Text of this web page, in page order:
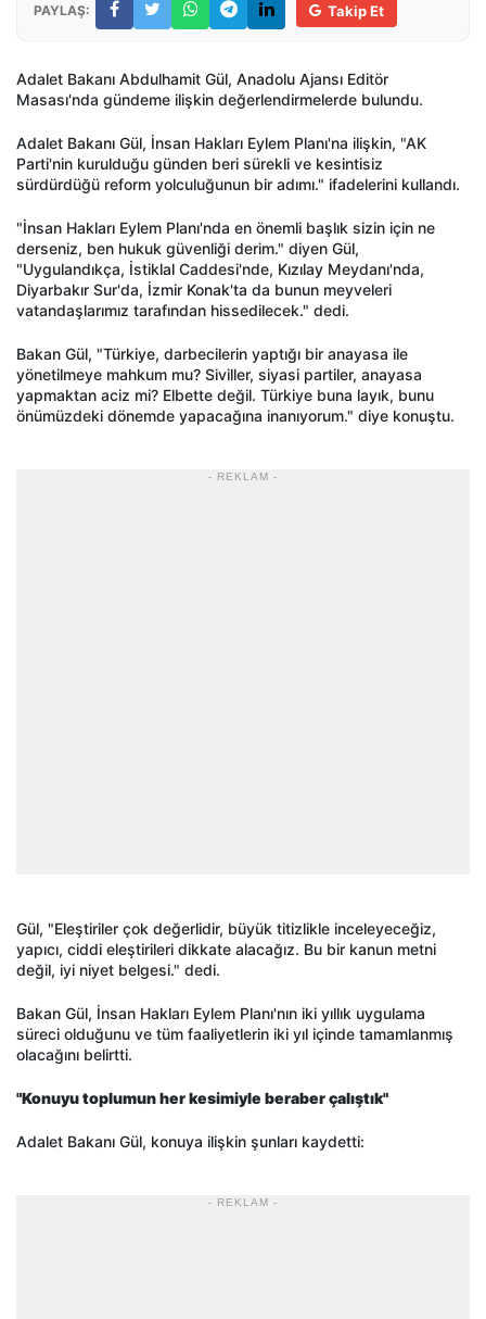
PAYLAŞ: Takip Et
Adalet Bakanı Abdulhamit Gül, Anadolu Ajansı Editör
Masası'nda gündeme ilişkin değerlendirmelerde bulundu.
Adalet Bakanı Gül, İnsan Hakları Eylem Planı'na ilişkin, "AK
Parti'nin kurulduğu günden beri sürekli ve kesintisiz
sürdürdüğü reform yolculuğunun bir adımı." ifadelerini kullandı.
"İnsan Hakları Eylem Planı'nda en önemli başlık sizin için ne
derseniz, ben hukuk güvenliği derim." diyen Gül,
"Uygulandıkça, İstiklal Caddesi'nde, Kızılay Meydanı'nda,
Diyarbakır Sur'da, İzmir Konak'ta da bunun meyveleri
vatandaşlarımız tarafından hissedilecek." dedi.
Bakan Gül, "Türkiye, darbecilerin yaptığı bir anayasa ile
yönetilmeye mahkum mu? Siviller, siyasi partiler, anayasa
yapmaktan aciz mi? Elbette değil. Türkiye buna layık, bunu
önümüzdeki dönemde yapacağına inanıyorum." diye konuştu.
- REKLAM -
Gül, "Eleştiriler çok değerlidir, büyük titizlikle inceleyeceğiz,
yapıcı, ciddi eleştirileri dikkate alacağız. Bu bir kanun metni
değil, iyi niyet belgesi." dedi.
Bakan Gül, İnsan Hakları Eylem Planı'nın iki yıllık uygulama
süreci olduğunu ve tüm faaliyetlerin iki yıl içinde tamamlanmış
olacağını belirtti.
"Konuyu toplumun her kesimiyle beraber çalıştık"
Adalet Bakanı Gül, konuya ilişkin şunları kaydetti:
- REKLAM -